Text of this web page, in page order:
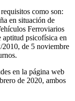
como son:
en situación de
Ferroviarios
psicofísica en
de 5 noviembre
en la página web
de 2020, ambos